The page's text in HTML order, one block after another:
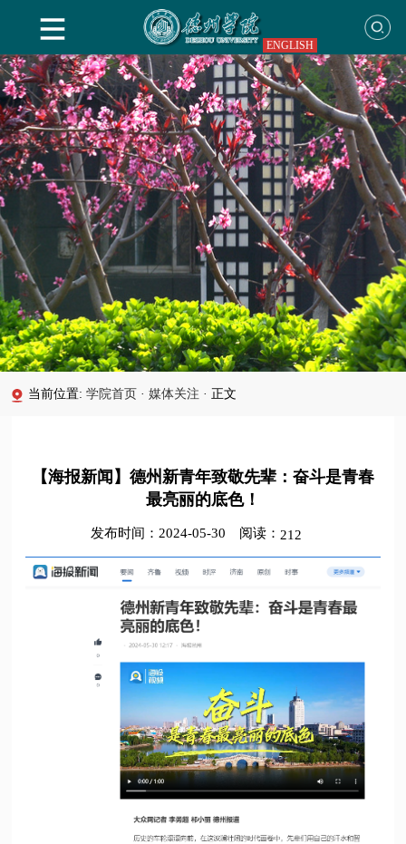
ENGLISH
当前位置:学院首页 · 媒体关注 · 正文
【海报新闻】德州新青年致敬先辈：奋斗是青春
最亮丽的底色！
发布时间：2024-05-30 阅读： 212